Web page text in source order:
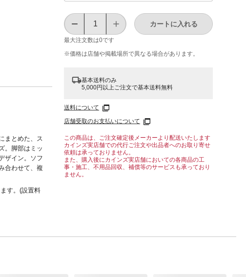
最大注文数は0です
カートに入れる
※価格は​店舗や​掲載場所で​異なる​場合が​あります。
基本送料のみ
5,000円以上ご注文で基本送料無料
送料について
店舗受取のお支払いについて
この商品は、ご注文確定後メーカーより配送いたします
カインズ実店舗での代行ご注文や出品者へのお取り寄せ
依頼は承っておりません。
また、購入後にカインズ実店舗においての各商品の工
事・施工、不用品回収、補償等のサービスも承っており
ません。
まとめた、ス
。脚部はミッ
ザイン。ソフ
合わせて、複
す。(設置料